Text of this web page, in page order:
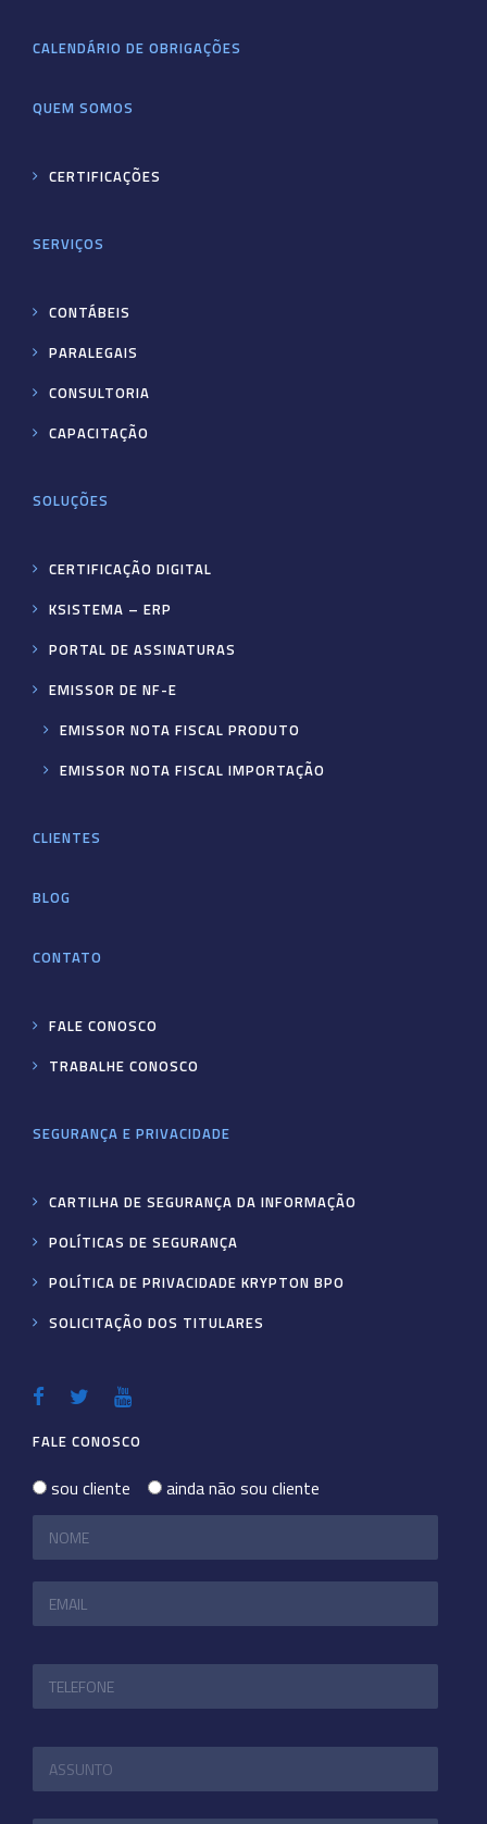
CALENDÁRIO DE OBRIGAÇÕES
QUEM SOMOS
CERTIFICAÇÕES
SERVIÇOS
CONTÁBEIS
PARALEGAIS
CONSULTORIA
CAPACITAÇÃO
SOLUÇÕES
CERTIFICAÇÃO DIGITAL
KSISTEMA – ERP
PORTAL DE ASSINATURAS
EMISSOR DE NF-E
EMISSOR NOTA FISCAL PRODUTO
EMISSOR NOTA FISCAL IMPORTAÇÃO
CLIENTES
BLOG
CONTATO
FALE CONOSCO
TRABALHE CONOSCO
SEGURANÇA E PRIVACIDADE
CARTILHA DE SEGURANÇA DA INFORMAÇÃO
POLÍTICAS DE SEGURANÇA
POLÍTICA DE PRIVACIDADE KRYPTON BPO
SOLICITAÇÃO DOS TITULARES
FALE CONOSCO
sou cliente ainda não sou cliente